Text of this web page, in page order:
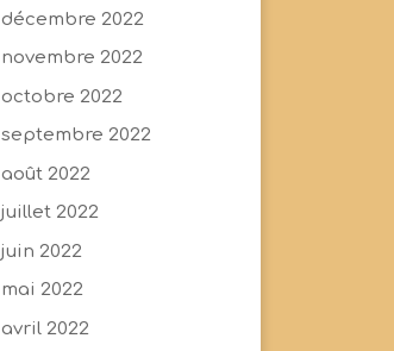
décembre 2022
novembre 2022
octobre 2022
septembre 2022
août 2022
juillet 2022
juin 2022
mai 2022
avril 2022